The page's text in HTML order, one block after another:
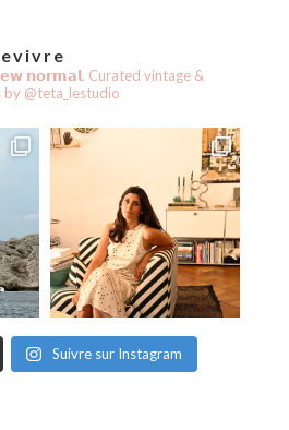
𝗻𝗼𝗿𝗺𝗮𝗹. Curated vintage &
by @teta_lestudio
Suivre sur Instagram